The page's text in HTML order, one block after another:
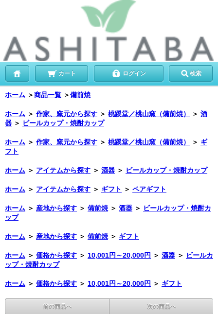
カート ログイン 検索
ホーム ＞商品一覧 ＞備前焼
ホーム ＞ 作家、窯元から探す ＞ 桃蹊堂／桃山窯（備前焼） ＞ 酒
器 ＞ ビールカップ・焼酎カップ
ホーム ＞ 作家、窯元から探す ＞ 桃蹊堂／桃山窯（備前焼） ＞ ギ
フト
ホーム ＞ アイテムから探す ＞ 酒器 ＞ ビールカップ・焼酎カップ
ホーム ＞ アイテムから探す ＞ ギフト ＞ ペアギフト
ホーム ＞ 産地から探す ＞ 備前焼 ＞ 酒器 ＞ ビールカップ・焼酎カ
ップ
ホーム ＞ 産地から探す ＞ 備前焼 ＞ ギフト
ホーム ＞ 価格から探す ＞ 10,001円～20,000円 ＞ 酒器 ＞ ビールカ
ップ・焼酎カップ
ホーム ＞ 価格から探す ＞ 10,001円～20,000円 ＞ ギフト
前の商品へ 次の商品へ